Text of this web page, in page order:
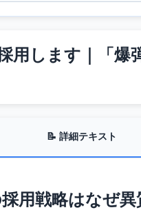
用します｜「爆
📝 詳細テキスト
用戦略はなぜ